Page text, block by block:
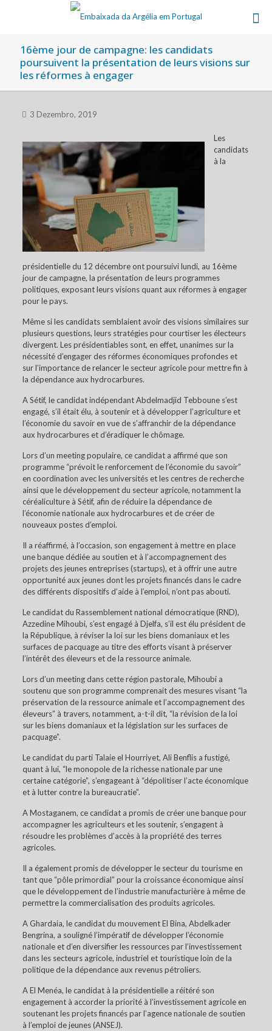
16ème jour de campagne: les candidats
poursuivent la présentation de leurs visions sur
les réformes à engager
3 Dezembro, 2019
Les
candidats
à la
présidentielle du 12 décembre ont poursuivi lundi, au 16ème
jour de campagne, la présentation de leurs programmes
politiques, exposant leurs visions quant aux réformes à engager
pour le pays.
Même si les candidats semblaient avoir des visions similaires sur
plusieurs questions, leurs stratégies pour courtiser les électeurs
divergent. Les présidentiables sont, en effet, unanimes sur la
nécessité d’engager des réformes économiques profondes et
sur l’importance de relancer le secteur agricole pour mettre fin à
la dépendance aux hydrocarbures.
A Sétif, le candidat indépendant Abdelmadjid Tebboune s’est
engagé, s’il était élu, à soutenir et à développer l’agriculture et
l’économie du savoir en vue de s’affranchir de la dépendance
aux hydrocarbures et d’éradiquer le chômage.
Lors d’un meeting populaire, ce candidat a affirmé que son
programme “prévoit le renforcement de l’économie du savoir”
en coordination avec les universités et les centres de recherche
ainsi que le développement du secteur agricole, notamment la
céréaliculture à Sétif, afin de réduire la dépendance de
l’économie nationale aux hydrocarbures et de créer de
nouveaux postes d’emploi.
Il a réaffirmé, à l’occasion, son engagement à mettre en place
une banque dédiée au soutien et à l’accompagnement des
projets des jeunes entreprises (startups), et à offrir une autre
opportunité aux jeunes dont les projets financés dans le cadre
des différents dispositifs d’aide à l’emploi, n’ont pas abouti.
Le candidat du Rassemblement national démocratique (RND),
Azzedine Mihoubi, s’est engagé à Djelfa, s’il est élu président de
la République, à réviser la loi sur les biens domaniaux et les
surfaces de pacquage au titre des efforts visant à préserver
l’intérêt des éleveurs et de la ressource animale.
Lors d’un meeting dans cette région pastorale, Mihoubi a
soutenu que son programme comprenait des mesures visant “la
préservation de la ressource animale et l’accompagnement des
éleveurs” à travers, notamment, a-t-il dit, “la révision de la loi
sur les biens domaniaux et la législation sur les surfaces de
pacquage”.
Le candidat du parti Talaie el Hourriyet, Ali Benflis a fustigé,
quant à lui, “le monopole de la richesse nationale par une
certaine catégorie”, s’engageant à “dépolitiser l’acte économique
et à lutter contre la bureaucratie”.
A Mostaganem, ce candidat a promis de créer une banque pour
accompagner les agriculteurs et les soutenir, s’engagent à
résoudre les problèmes d’accès à la propriété des terres
agricoles.
Il a également promis de développer le secteur du tourisme en
tant que “pôle primordial” pour la croissance économique ainsi
que le développement de l’industrie manufacturière à même de
permettre la commercialisation des produits agricoles.
A Ghardaia, le candidat du mouvement El Bina, Abdelkader
Bengrina, a souligné l’impératif de développer l’économie
nationale et d’en diversifier les ressources par l’investissement
dans les secteurs agricole, industriel et touristique loin de la
politique de la dépendance aux revenus pétroliers.
A El Menéa, le candidat à la présidentielle a réitéré son
engagement à accorder la priorité à l’investissement agricole en
soutenant les projets financés par l’agence nationale de soutien
à l’emploi de jeunes (ANSEJ).